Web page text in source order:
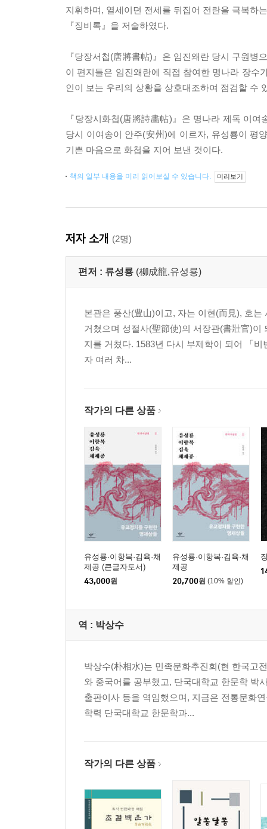
지휘하며, 열세이던 전세를 뒤집어 전란을 극복하
『징비록』을 저술하였다.
『당장서첩(唐將書帖)』은 임진왜란 당시 구원
이 편지들은 임진왜란에 직접 참여한 명나라 장수
인이 보는 우리의 상황을 상호대조하여 점검할 수
『당장시화첩(唐將詩畵帖)』은 명나라 제독 이
당시 이여송이 안주(安州)에 이르자, 유성룡이 평
기쁜 마음으로 화첩을 지어 보낸 것이다.
책의 일부 내용을 미리 읽어보실 수 있습니다. 미리보기
저자 소개 (2명)
편저 : 류성룡 (柳成龍,유성룡)
본관은 풍산(豊山)이고, 자는 이현(而見), 호
거쳤으며 성절사(聖節使)의 서장관(書壯官)
지를 거쳤다. 1583년 다시 부제학이 되어 「
자 여러 차...
작가의 다른 상품
유성룡·이항복·김육·채
제공 (큰글자도서)
43,000원
유성룡·이항복·김육·채
제공
20,700원 (10% 할인)
역 : 박상수
박상수(朴相水)는 민족문화추진회(현 한국고
와 중국어를 공부했고, 단국대학교 한문학 박
출판이사 등을 역임했으며, 지금은 전통문화
학력 단국대학교 한문학과...
작가의 다른 상품